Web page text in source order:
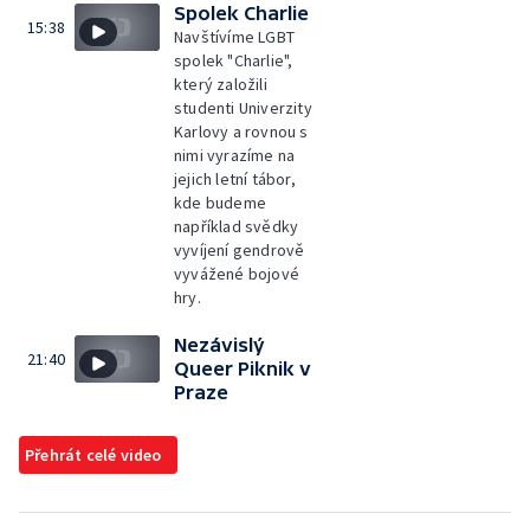
15:38
Spolek Charlie
Navštívíme LGBT
spolek "Charlie",
který založili
studenti Univerzity
Karlovy a rovnou s
nimi vyrazíme na
jejich letní tábor,
kde budeme
například svědky
vyvíjení gendrově
vyvážené bojové
hry.
21:40
Nezávislý
Queer Piknik v
Praze
Přehrát celé video